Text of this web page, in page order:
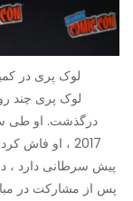
لوک پری در
درگذشت. او طی
2017 ، او
پیش سرطانی دارد